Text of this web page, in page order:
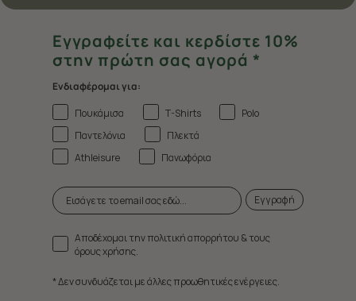
Εγγραφείτε και κερδίστε 10%
στην πρώτη σας αγορά *
Ενδιαφέρομαι για:
Πουκάμισα
T-Shirts
Polo
Παντελόνια
Πλεκτά
Athleisure
Πανωφόρια
Εγγραφή
Αποδέχομαι την πολιτική απορρήτου & τους
όρους χρήσης.
* Δεν συνδυάζεται με άλλες προωθητικές ενέργειες.